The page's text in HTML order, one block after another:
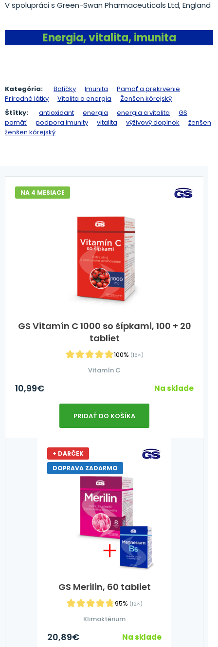
V spolupráci s Green-Swan Pharmaceuticals Ltd, England
Energia, vitalita, imunita
Kategória: Balíčky Imunita
Pamäť a prekrvenie
Prírodné látky
Vitalita a energia
Ženšen kórejský
Štítky:
antioxidant energia energia a vitalita
GS
pamäť
podpora imunity vitalita výživový doplnok
ženšen
ženšen kórejský
GS Vitamín C 1000 so šípkami, 100 + 20
tabliet
100% (15×)
NA 4 MESIACE
Vitamín C
10,99€ Na sklade
PRIDAŤ DO KOŠÍKA
GS Merilin, 60 tabliet
95% (12×)
+ DARČEK
DOPRAVA ZADARMO
Klimaktérium
20,89€ Na sklade